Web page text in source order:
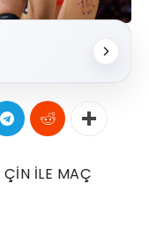
İLE MAÇ